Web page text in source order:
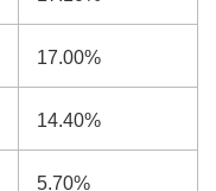
17.00%
14.40%
5.70%